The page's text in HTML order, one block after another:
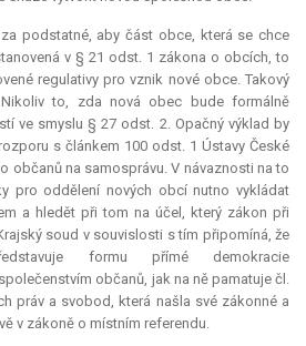
podstatné, aby část obce, která se chce
v § 21 odst. 1 zákona o obcích, to
regulativy pro vznik nové obce. Takový
to, zda nová obec bude formálně
ve smyslu § 27 odst. 2. Opačný výklad by
s článkem 100 odst. 1 Ústavy České
občanů na samosprávu. V návaznosti na to
pro oddělení nových obcí nutno vykládat
a hledět při tom na účel, který zákon při
soud v souvislosti s tím připomíná, že
formu přímé demokracie
občanů, jak na ně pamatuje čl.
práv a svobod, která našla své zákonné a
v zákoně o místním referendu.